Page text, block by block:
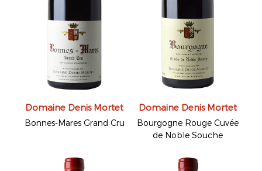
Domaine Denis Mortet
Bonnes-Mares Grand Cru
Domaine Denis Mortet
Bourgogne Rouge Cuvée
de Noble Souche